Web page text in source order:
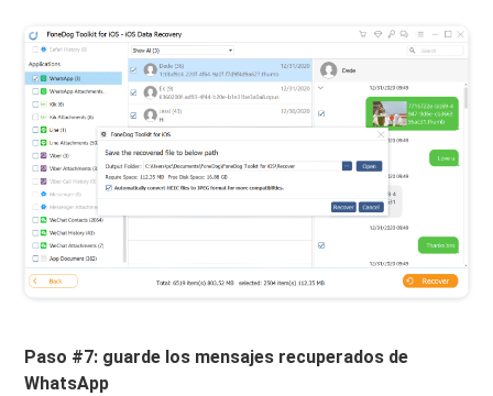
Paso #7: guarde los mensajes recuperados de
WhatsApp